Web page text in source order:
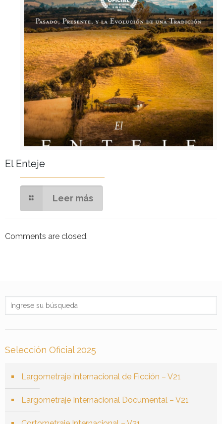
El Enteje
Leer más
Comments are closed.
Selección Oficial 2025
Largometraje Internacional de Ficción – V21
Largometraje Internacional Documental – V21